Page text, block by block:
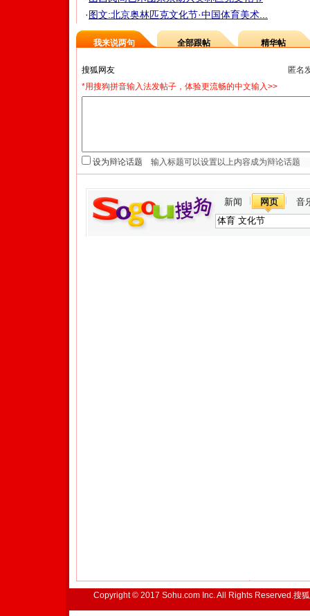
·图文:北京奥林匹克文化节·中国体育美术...
我来说两句 全部跟帖 精华帖
匿名
*用搜狗拼音输入法发帖子，体验更流畅的中文输入>>
设为辩论话题
新闻 网页 音
Copyright © 2017 Sohu.com Inc. All Rights Reserved.搜